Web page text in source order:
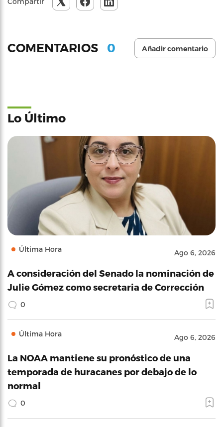
COMENTARIOS 0 Añadir comentario
Lo Último
Última Hora Ago 6, 2026
A consideración del Senado la nominación de
Julie Gómez como secretaria de Corrección
0
Última Hora Ago 6, 2026
La NOAA mantiene su pronóstico de una
temporada de huracanes por debajo de lo
normal
0